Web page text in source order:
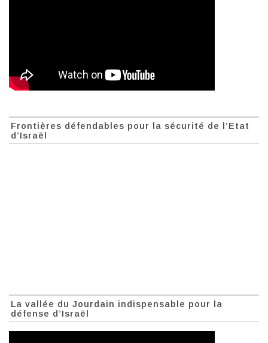
Frontières défendables pour la sécurité de l’Etat
d’Israël
La vallée du Jourdain indispensable pour la
défense d’Israël